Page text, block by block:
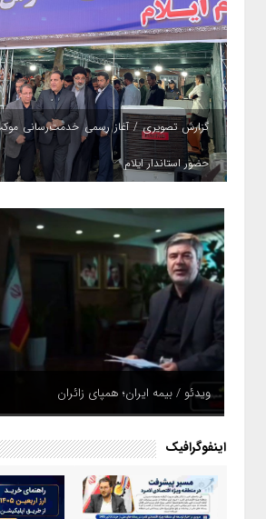
گزارش تصویری / آغاز رسمی خدمت‌رسانی
حضور استاندار ایلام
ویدئو / بیمه ایران؛ همپای زائران
اینفوگرافیک